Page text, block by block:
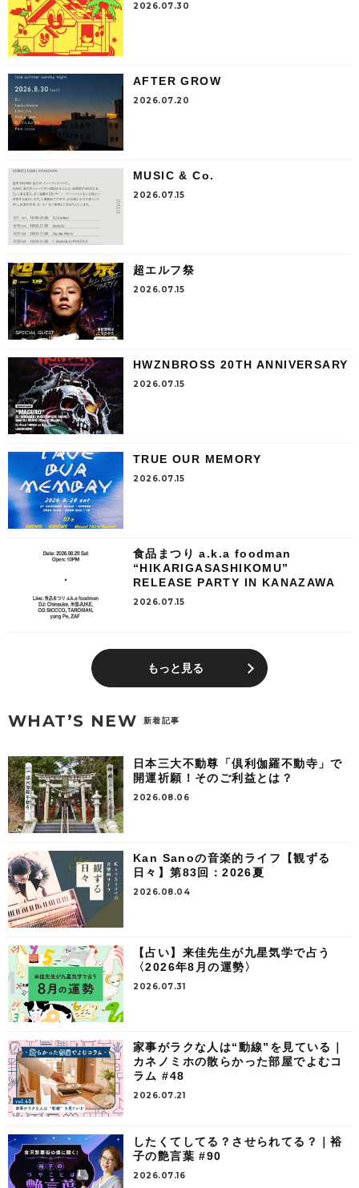
2026.07.30
AFTER GROW
2026.07.20
MUSIC & Co.
2026.07.15
超エルフ祭
2026.07.15
HWZNBROSS 20TH ANNIVERSARY
2026.07.15
TRUE OUR MEMORY
2026.07.15
食品まつり a.k.a foodman
“HIKARIGASASHIKOMU”
RELEASE PARTY IN KANAZAWA
2026.07.15
もっと見る
WHAT’S NEW 新着記事
日本三大不動尊「倶利伽羅不動寺」で
開運祈願！そのご利益とは？
2026.08.06
Kan Sanoの音楽的ライフ【観ずる
日々】第83回：2026夏
2026.08.04
【占い】来佳先生が九星気学で占う
〈2026年8月の運勢〉
2026.07.31
家事がラクな人は“動線”を見ている｜
カネノミホの散らかった部屋でよむコ
ラム #48
2026.07.21
したくてしてる？させられてる？｜裕
子の艶言葉 #90
2026.07.16